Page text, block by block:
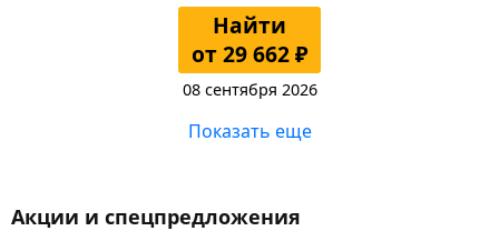
Найти
от 29 662 ₽
08 сентября 2026
Показать еще
Акции и спецпредложения